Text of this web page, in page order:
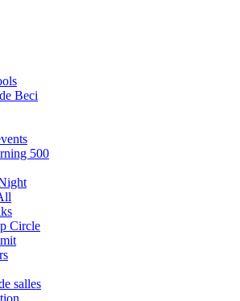
Beci
500
Circle
salles